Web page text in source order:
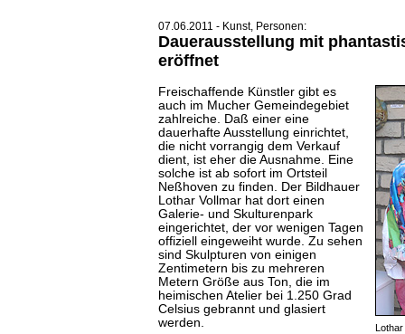
07.06.2011 - Kunst, Personen:
Dauerausstellung mit
eröffnet
Lothar
Freischaffende Künstler gibt es
auch im Mucher Gemeindegebiet
zahlreiche. Daß einer eine
dauerhafte Ausstellung einrichtet,
die nicht vorrangig dem Verkauf
dient, ist eher die Ausnahme. Eine
solche ist ab sofort im Ortsteil
Neßhoven zu finden. Der Bildhauer
Lothar Vollmar hat dort einen
Galerie- und Skulturenpark
eingerichtet, der vor wenigen Tagen
offiziell eingeweiht wurde. Zu sehen
sind Skulpturen von einigen
Zentimetern bis zu mehreren
Metern Größe aus Ton, die im
heimischen Atelier bei 1.250 Grad
Celsius gebrannt und glasiert
werden.